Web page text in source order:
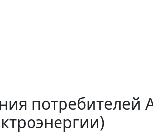
потребителей